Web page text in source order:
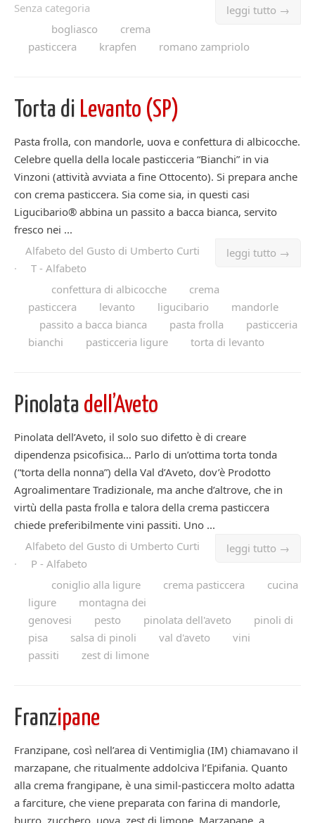
leggi tutto →
Senza categoria
bogliasco
crema
pasticcera
krapfen romano zampriolo
Torta di Levanto (SP)
Pasta frolla, con mandorle, uova e confettura di albicocche.
Celebre quella della locale pasticceria “Bianchi” in via
Vinzoni (attività avviata a fine Ottocento). Si prepara anche
con crema pasticcera. Sia come sia, in questi casi
Ligucibario® abbina un passito a bacca bianca, servito
fresco nei ...
leggi tutto →
Alfabeto del Gusto di Umberto Curti
·
T - Alfabeto
confettura di albicocche
crema
pasticcera
levanto ligucibario
mandorle
passito a bacca bianca
pasta frolla
pasticceria
bianchi
pasticceria ligure torta di levanto
Pinolata dell’Aveto
Pinolata dell’Aveto, il solo suo difetto è di creare
dipendenza psicofisica… Parlo di un’ottima torta tonda
(“torta della nonna”) della Val d’Aveto, dov’è Prodotto
Agroalimentare Tradizionale, ma anche d’altrove, che in
virtù della pasta frolla e talora della crema pasticcera
chiede preferibilmente vini passiti. Uno ...
leggi tutto →
Alfabeto del Gusto di Umberto Curti
·
P - Alfabeto
coniglio alla ligure
crema pasticcera
cucina
ligure
montagna dei
genovesi
pesto pinolata dell'aveto
pinoli di
pisa
salsa di pinoli val d'aveto
vini
passiti
zest di limone
Franzipane
Franzipane, così nell’area di Ventimiglia (IM) chiamavano il
marzapane, che ritualmente addolciva l’Epifania. Quanto
alla crema frangipane, è una simil-pasticcera molto adatta
a farciture, che viene preparata con farina di mandorle,
burro, zucchero, uova, zest di limone. Marzapane, a